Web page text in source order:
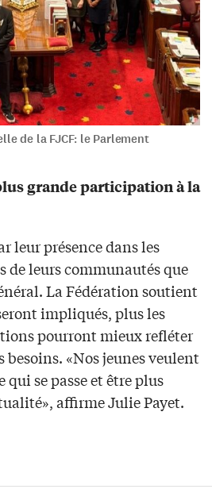
de la FJCF: le Parlement
grande participation à la
leur présence dans les
de leurs communautés que
La Fédération soutient
impliqués, plus les
pourront mieux refléter
besoins. «Nos jeunes veulent
qui se passe et être plus
affirme Julie Payet.